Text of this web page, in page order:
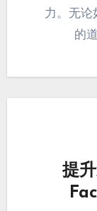
力。 无论
的
提